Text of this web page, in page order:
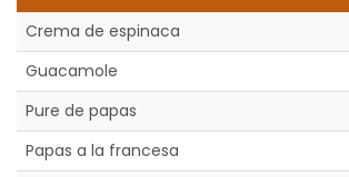
Crema de espinaca
Guacamole
Pure de papas
Papas a la francesa